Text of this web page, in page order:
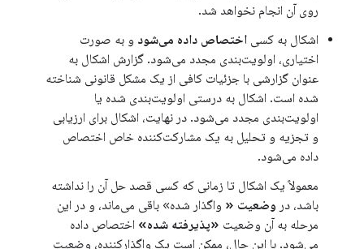
روی آن انجام نخواهد شد.
اشکال به کسی اختصاص داده می‌شود و به صورت
اختیاری، اولویت‌بندی مجدد می‌شود. گزارش اشکال به
عنوان گزارشی با جزئیات کافی از یک مشکل قانونی شناخته
شده است. اشکال به درستی اولویت‌بندی شده یا
اولویت‌بندی مجدد می‌شود. در نهایت، اشکال برای ارزیابی
و تجزیه و تحلیل به یک مشارکت‌کننده خاص اختصاص
داده می‌شود.
معمولاً یک اشکال تا زمانی که کسی قصد حل آن را نداشته
باشد، در وضعیت « واگذار شده» باقی می‌ماند، و در این
مرحله به آن وضعیت «پذیرفته شده» اختصاص داده
می‌شود. با این حال، ممکن است یک واگذارکننده، وضعیت